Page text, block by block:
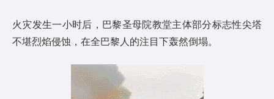
火灾发生一小时后，巴黎圣母院教堂主体部分标志性尖塔
不堪烈焰侵蚀，在全巴黎人的注目下轰然倒塌。